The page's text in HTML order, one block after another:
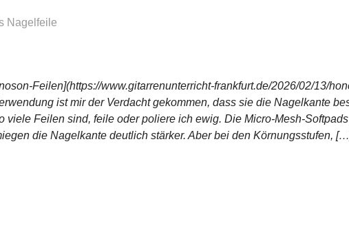
Nagelfeile
Feilen](https://www.gitarrenunterricht-frankfurt.de/2026/02/13/
ist mir der Verdacht gekommen, dass sie die Nagelkante
viele Feilen sind, feile oder poliere ich ewig. Die Micro-Mesh-
die Nagelkante deutlich stärker. Aber bei den Körnungsstufen,